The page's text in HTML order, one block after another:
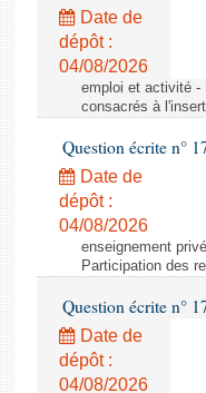
Date de
dépôt :
04/08/2026
emploi et activité -
consacrés à
Question écrite n°
Date de
dépôt :
04/08/2026
enseignement
Participation des
Question écrite n°
Date de
dépôt :
04/08/2026